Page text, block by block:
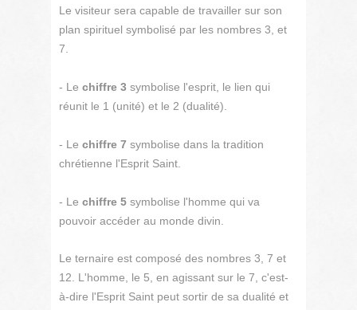
Le visiteur sera capable de travailler sur son
plan spirituel symbolisé par les nombres 3, et
7.
- Le chiffre 3 symbolise l'esprit, le lien qui
réunit le 1 (unité) et le 2 (dualité).
- Le chiffre 7 symbolise dans la tradition
chrétienne l'Esprit Saint.
- Le chiffre 5 symbolise l'homme qui va
pouvoir accéder au monde divin.
Le ternaire est composé des nombres 3, 7 et
12. L'homme, le 5, en agissant sur le 7, c'est-
à-dire l'Esprit Saint peut sortir de sa dualité et